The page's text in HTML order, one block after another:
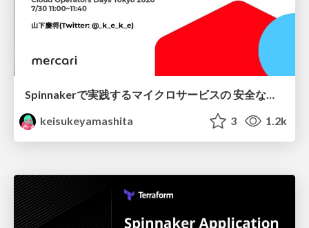
Spinnakerで実践するマイクロサービスの 安全なリリースフローとベストプラクティス
keisukeyamashita
3 1.2k